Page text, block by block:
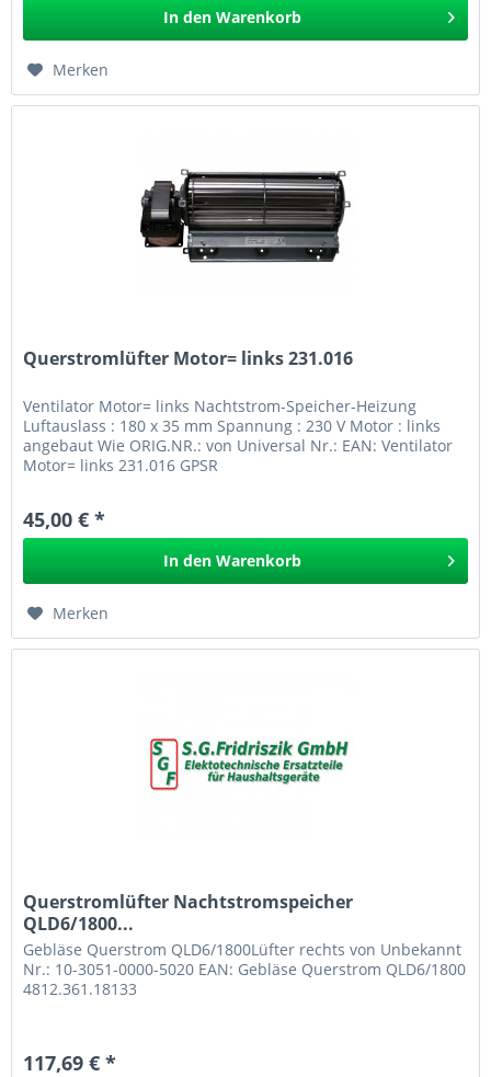
In den Warenkorb
Merken
Querstromlüfter Motor= links 231.016
Ventilator Motor= links Nachtstrom-Speicher-Heizung
Luftauslass : 180 x 35 mm Spannung : 230 V Motor : links
angebaut Wie ORIG.NR.: von Universal Nr.: EAN: Ventilator
Motor= links 231.016 GPSR
45,00 € *
In den Warenkorb
Merken
Querstromlüfter Nachtstromspeicher
QLD6/1800...
Gebläse Querstrom QLD6/1800Lüfter rechts von Unbekannt
Nr.: 10-3051-0000-5020 EAN: Gebläse Querstrom QLD6/1800
4812.361.18133
117,69 € *